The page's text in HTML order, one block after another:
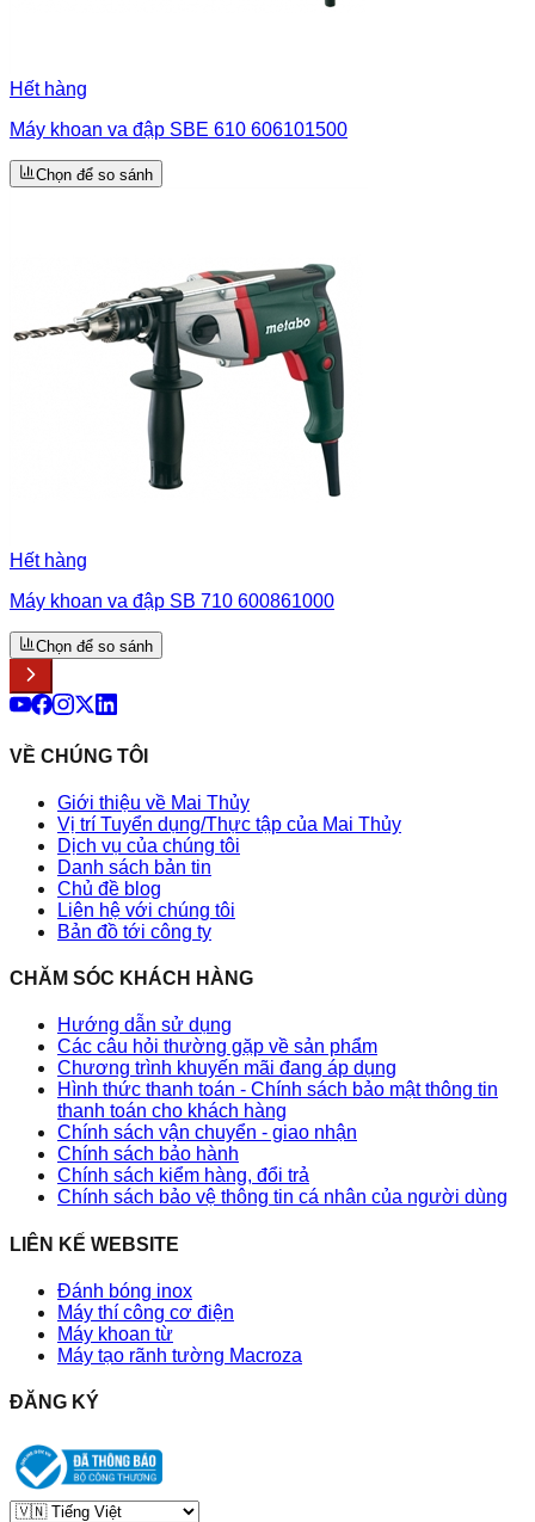
Hết hàng
Máy khoan va đập SBE 610 606101500
Chọn để so sánh
Hết hàng
Máy khoan va đập SB 710 600861000
Chọn để so sánh
VỀ CHÚNG TÔI
Giới thiệu về Mai Thủy
Vị trí Tuyển dụng/Thực tập của Mai Thủy
Dịch vụ của chúng tôi
Danh sách bản tin
Chủ đề blog
Liên hệ với chúng tôi
Bản đồ tới công ty
CHĂM SÓC KHÁCH HÀNG
Hướng dẫn sử dụng
Các câu hỏi thường gặp về sản phẩm
Chương trình khuyến mãi đang áp dụng
Hình thức thanh toán - Chính sách bảo mật thông tin
thanh toán cho khách hàng
Chính sách vận chuyển - giao nhận
Chính sách bảo hành
Chính sách kiểm hàng, đổi trả
Chính sách bảo vệ thông tin cá nhân của người dùng
LIÊN KẾ WEBSITE
Đánh bóng inox
Máy thí công cơ điện
Máy khoan từ
Máy tạo rãnh tường Macroza
ĐĂNG KÝ